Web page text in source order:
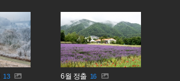
13
6월 정출 16